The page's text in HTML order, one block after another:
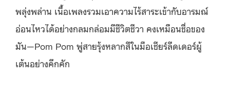
พลุ่งพล่าน เนื้อเพลงรวมเอาความไร้สาระเข้ากับอารมณ์
อ่อนไหวได้อย่างกลมกล่อมมีชีวิตชีวา คงเหมือนชื่อของ
มัน—Pom Pom พู่สายรุ้งหลากสีในมือเชียร์ลีดเดอร์ผู้
เต้นอย่างคึกคัก